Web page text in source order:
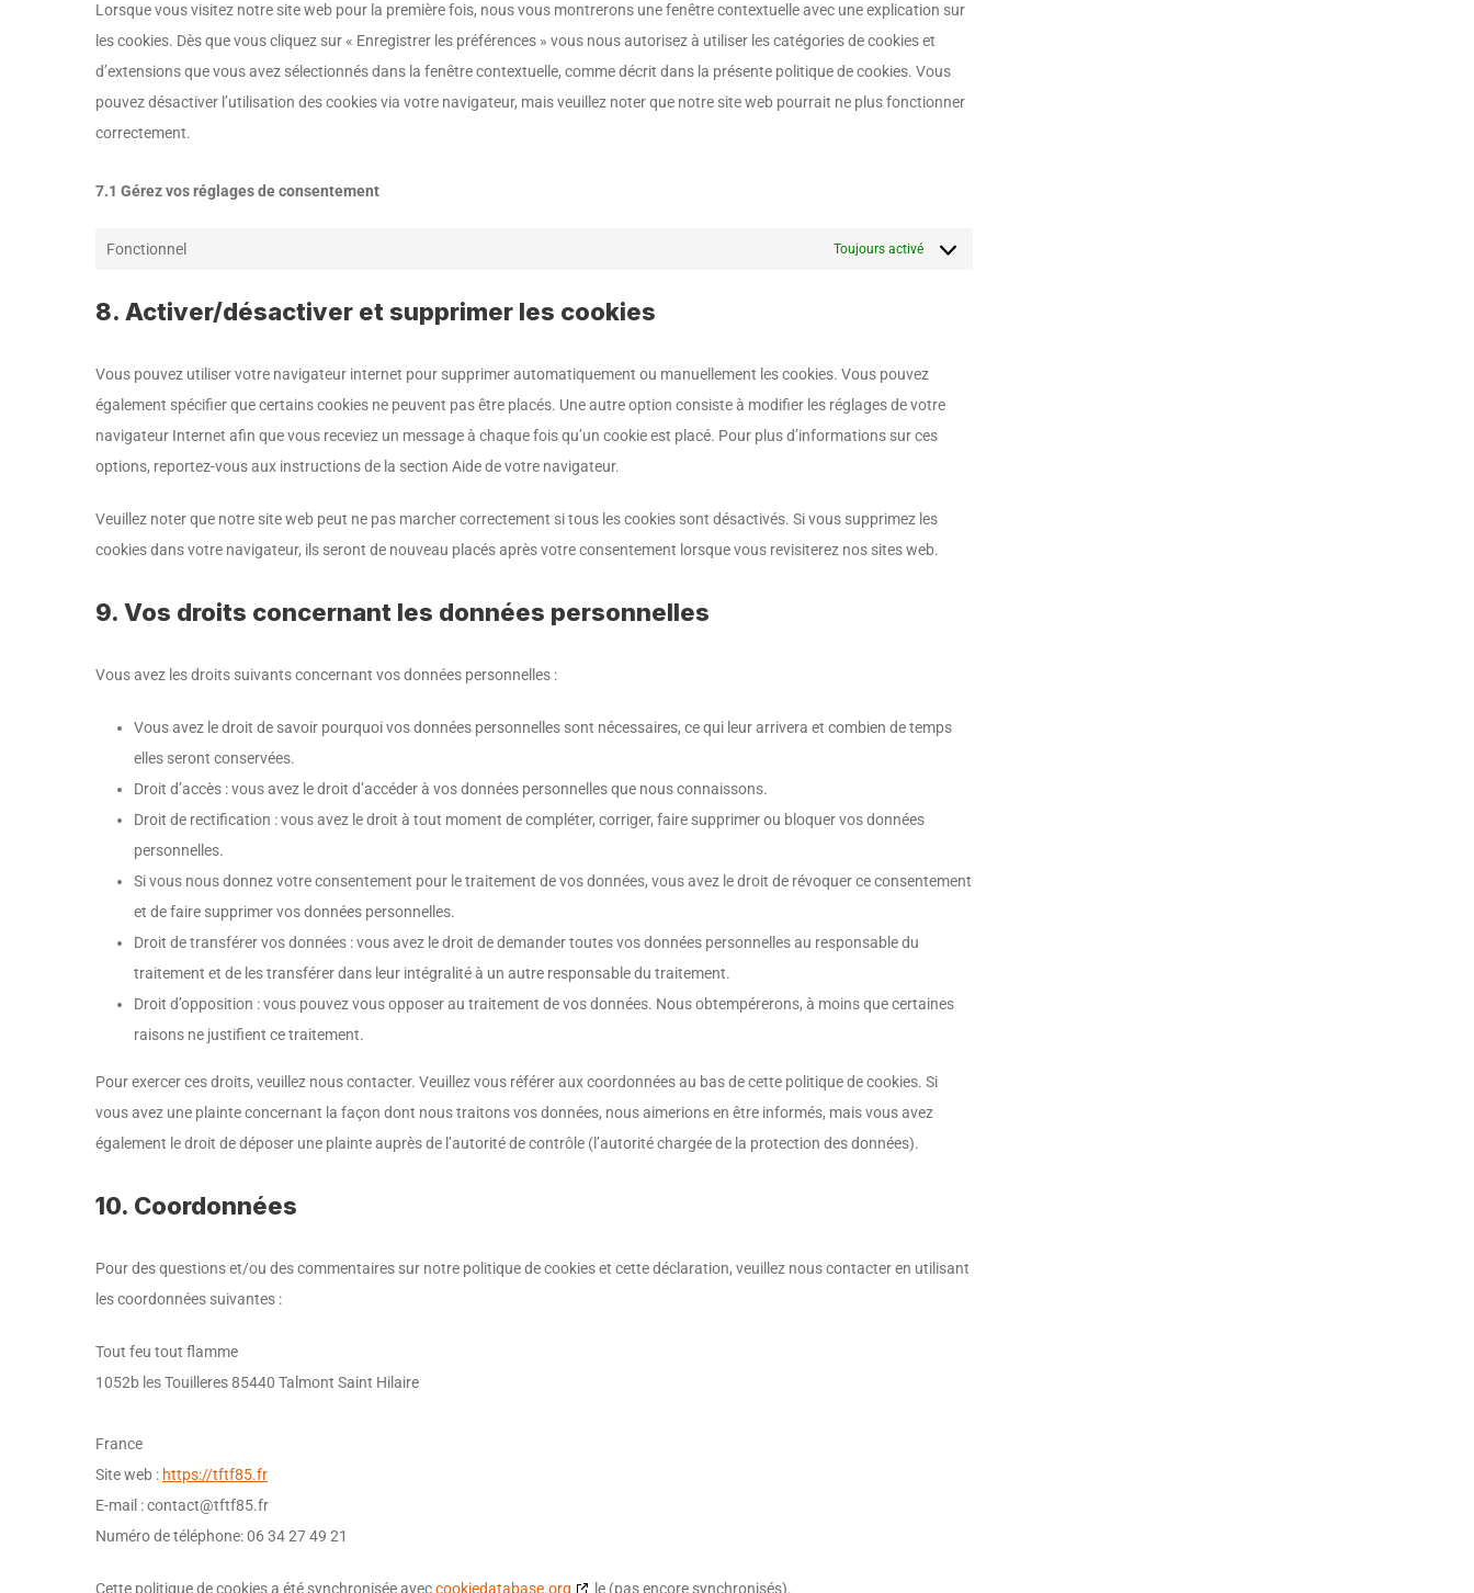
Lorsque vous visitez notre site web pour la première fois, nous vous montrerons une fenêtre contextuelle avec une explication sur
les cookies. Dès que vous cliquez sur « Enregistrer les préférences » vous nous autorisez à utiliser les catégories de cookies et
d’extensions que vous avez sélectionnés dans la fenêtre contextuelle, comme décrit dans la présente politique de cookies. Vous
pouvez désactiver l’utilisation des cookies via votre navigateur, mais veuillez noter que notre site web pourrait ne plus fonctionner
correctement.
7.1 Gérez vos réglages de consentement
Fonctionnel Toujours activé
8. Activer/désactiver et supprimer les cookies
Vous pouvez utiliser votre navigateur internet pour supprimer automatiquement ou manuellement les cookies. Vous pouvez
également spécifier que certains cookies ne peuvent pas être placés. Une autre option consiste à modifier les réglages de votre
navigateur Internet afin que vous receviez un message à chaque fois qu’un cookie est placé. Pour plus d’informations sur ces
options, reportez-vous aux instructions de la section Aide de votre navigateur.
Veuillez noter que notre site web peut ne pas marcher correctement si tous les cookies sont désactivés. Si vous supprimez les
cookies dans votre navigateur, ils seront de nouveau placés après votre consentement lorsque vous revisiterez nos sites web.
9. Vos droits concernant les données personnelles
Vous avez les droits suivants concernant vos données personnelles :
Vous avez le droit de savoir pourquoi vos données personnelles sont nécessaires, ce qui leur arrivera et combien de temps
elles seront conservées.
Droit d’accès : vous avez le droit d’accéder à vos données personnelles que nous connaissons.
Droit de rectification : vous avez le droit à tout moment de compléter, corriger, faire supprimer ou bloquer vos données
personnelles.
Si vous nous donnez votre consentement pour le traitement de vos données, vous avez le droit de révoquer ce consentement
et de faire supprimer vos données personnelles.
Droit de transférer vos données : vous avez le droit de demander toutes vos données personnelles au responsable du
traitement et de les transférer dans leur intégralité à un autre responsable du traitement.
Droit d’opposition : vous pouvez vous opposer au traitement de vos données. Nous obtempérerons, à moins que certaines
raisons ne justifient ce traitement.
Pour exercer ces droits, veuillez nous contacter. Veuillez vous référer aux coordonnées au bas de cette politique de cookies. Si
vous avez une plainte concernant la façon dont nous traitons vos données, nous aimerions en être informés, mais vous avez
également le droit de déposer une plainte auprès de l’autorité de contrôle (l’autorité chargée de la protection des données).
10. Coordonnées
Pour des questions et/ou des commentaires sur notre politique de cookies et cette déclaration, veuillez nous contacter en utilisant
les coordonnées suivantes :
Tout feu tout flamme
1052b les Touilleres 85440 Talmont Saint Hilaire
France
Site web : https://tftf85.fr
E-mail :rf.58ftft@tcatnoc
Numéro de téléphone: 06 34 27 49 21
Cette politique de cookies a été synchronisée aveccookiedatabase.org le (pas encore synchronisés).